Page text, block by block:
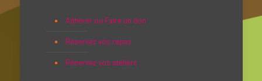
Adhérer ou Faire un don
Réservez vos repas
Réservez vos ateliers